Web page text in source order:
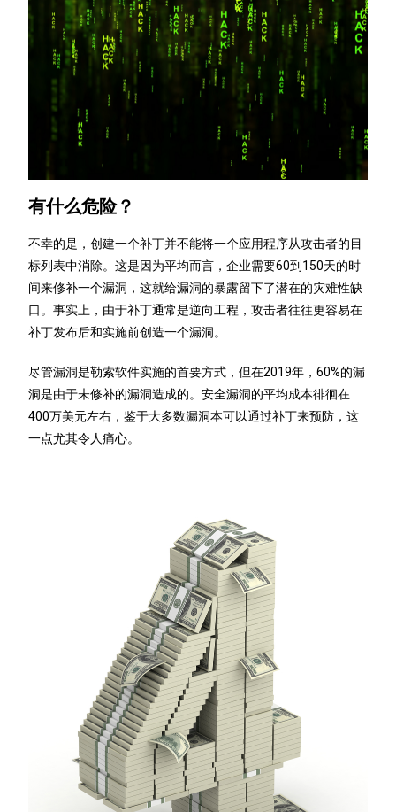
有什么危险？
不幸的是，创建一个补丁并不能将一个应用程序从攻击者的目
标列表中消除。这是因为平均而言，企业需要60到150天的时
间来修补一个漏洞，这就给漏洞的暴露留下了潜在的灾难性缺
口。事实上，由于补丁通常是逆向工程，攻击者往往更容易在
补丁发布后和实施前创造一个漏洞。
尽管漏洞是勒索软件实施的首要方式，但在2019年，60%的漏
洞是由于未修补的漏洞造成的。安全漏洞的平均成本徘徊在
400万美元左右，鉴于大多数漏洞本可以通过补丁来预防，这
一点尤其令人痛心。